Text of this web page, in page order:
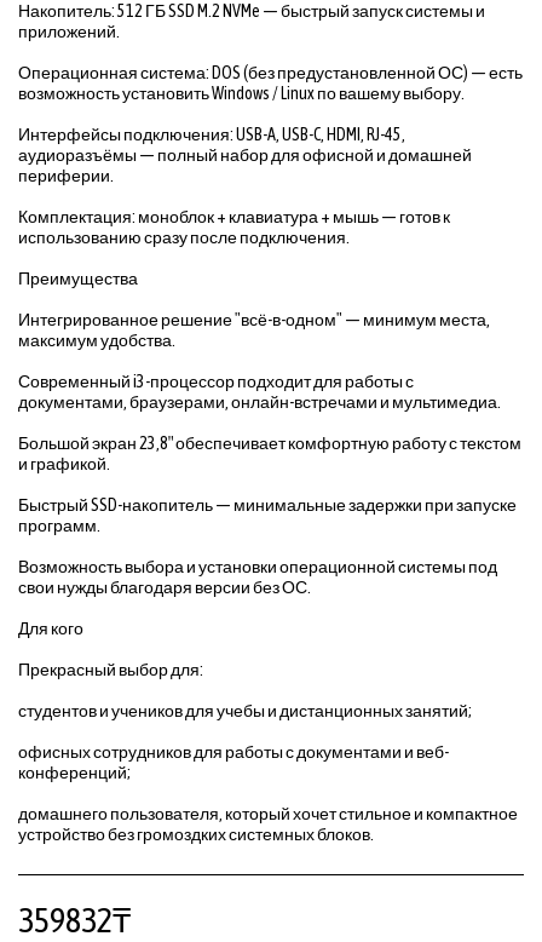
Накопитель: 512 ГБ SSD M.2 NVMe — быстрый запуск системы и
приложений.
Операционная система: DOS (без предустановленной ОС) — есть
возможность установить Windows / Linux по вашему выбору.
Интерфейсы подключения: USB-A, USB-C, HDMI, RJ-45,
аудиоразъёмы — полный набор для офисной и домашней
периферии.
Комплектация: моноблок + клавиатура + мышь — готов к
использованию сразу после подключения.
Преимущества
Интегрированное решение "всё-в-одном" — минимум места,
максимум удобства.
Современный i3-процессор подходит для работы с
документами, браузерами, онлайн-встречами и мультимедиа.
Большой экран 23,8″ обеспечивает комфортную работу с текстом
и графикой.
Быстрый SSD-накопитель — минимальные задержки при запуске
программ.
Возможность выбора и установки операционной системы под
свои нужды благодаря версии без ОС.
Для кого
Прекрасный выбор для:
студентов и учеников для учебы и дистанционных занятий;
офисных сотрудников для работы с документами и веб-
конференций;
домашнего пользователя, который хочет стильное и компактное
устройство без громоздких системных блоков.
359832₸